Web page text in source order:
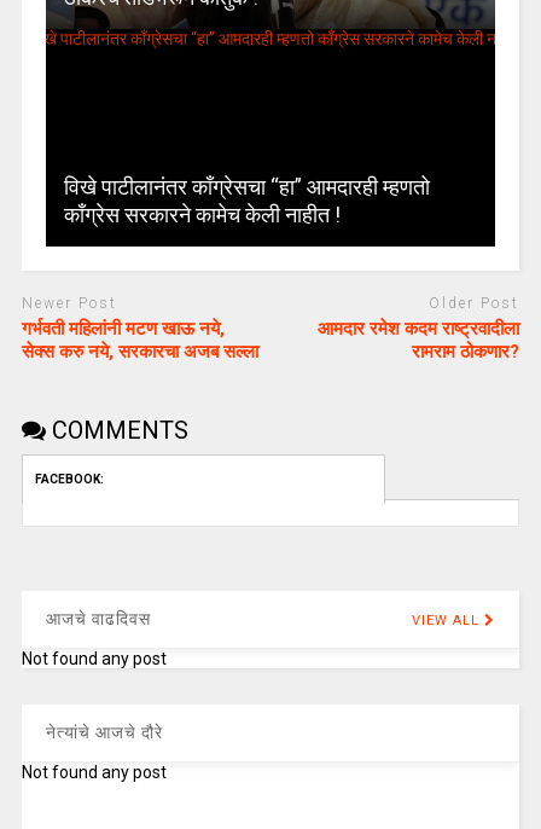
विखे पाटीलानंतर काँग्रेसचा “हा” आमदारही म्हणतो
काँग्रेस सरकारने कामेच केली नाहीत !
Newer Post
गर्भवती महिलांनी मटण खाऊ नये,
सेक्स करु नये, सरकारचा अजब सल्ला
Older Post
आमदार रमेश कदम राष्ट्रवादीला
रामराम ठोकणार?
COMMENTS
FACEBOOK:
आजचे वाढदिवस VIEW ALL
Not found any post
नेत्यांचे आजचे दौरे
Not found any post